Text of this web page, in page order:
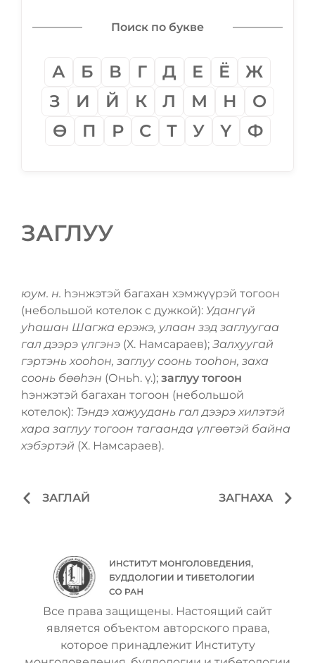
Поиск по букве
А Б В Г Д Е Ё
Ж
З
И Й К Л М Н
О
Ѳ
П Р С Т У Ү Ф
ЗАГЛУУ
юум. н. һэнжэтэй багахан хэмжүүрэй тогоон
(небольшой котелок с дужкой): Удангүй
уһашан Шагжа ерэжэ, улаан зэд заглуугаа
гал дээрэ үлгэнэ (Х. Намсараев); Залхуугай
гэртэнь хооһон, заглуу соонь тооһон, заха
соонь бѳѳһэн (Оньһ. ү.); заглуу тогоон
hэнжэтэй багахан тогоон (небольшой
котелок): Тэндэ хажуудань гал дээрэ хилэтэй
хара заглуу тогоон тагаанда үлгѳѳтэй байна
хэбэртэй (Х. Намсараев).
ЗАГЛАЙ ЗАГНАХА
Все права защищены. Настоящий сайт
является объектом авторского права,
которое принадлежит Институту